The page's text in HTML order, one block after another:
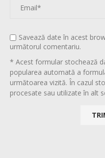
Savează date în acest
următorul comentariu.
* Acest formular stochează
popularea automată a
următoarea vizită. În cazul
procesate sau utilizate în alt